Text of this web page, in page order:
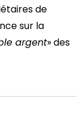
de
sur la
argent» des